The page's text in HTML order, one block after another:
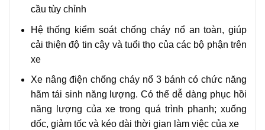
cầu tùy chỉnh
Hệ thống kiểm soát chống cháy nổ an toàn, giúp
cải thiện độ tin cậy và tuổi thọ của các bộ phận trên
xe
Xe nâng điện chống cháy nổ 3 bánh có chức năng
hãm tái sinh năng lượng. Có thể dễ dàng phục hồi
năng lượng của xe trong quá trình phanh; xuống
dốc, giảm tốc và kéo dài thời gian làm việc của xe